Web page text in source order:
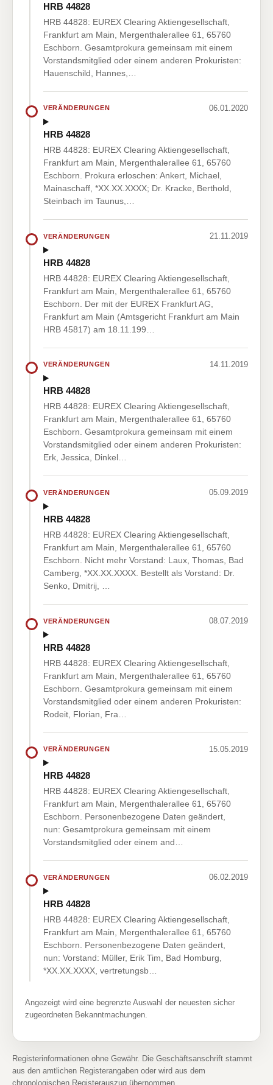
HRB 44828
HRB 44828: EUREX Clearing Aktiengesellschaft,
Frankfurt am Main, Mergenthalerallee 61, 65760
Eschborn. Gesamtprokura gemeinsam mit einem
Vorstandsmitglied oder einem anderen Prokuristen:
Hauenschild, Hannes,…
VERÄNDERUNGEN 06.01.2020
HRB 44828
HRB 44828: EUREX Clearing Aktiengesellschaft,
Frankfurt am Main, Mergenthalerallee 61, 65760
Eschborn. Prokura erloschen: Ankert, Michael,
Mainaschaff, *XX.XX.XXXX; Dr. Kracke, Berthold,
Steinbach im Taunus,…
VERÄNDERUNGEN 21.11.2019
HRB 44828
HRB 44828: EUREX Clearing Aktiengesellschaft,
Frankfurt am Main, Mergenthalerallee 61, 65760
Eschborn. Der mit der EUREX Frankfurt AG,
Frankfurt am Main (Amtsgericht Frankfurt am Main
HRB 45817) am 18.11.199…
VERÄNDERUNGEN 14.11.2019
HRB 44828
HRB 44828: EUREX Clearing Aktiengesellschaft,
Frankfurt am Main, Mergenthalerallee 61, 65760
Eschborn. Gesamtprokura gemeinsam mit einem
Vorstandsmitglied oder einem anderen Prokuristen:
Erk, Jessica, Dinkel…
VERÄNDERUNGEN 05.09.2019
HRB 44828
HRB 44828: EUREX Clearing Aktiengesellschaft,
Frankfurt am Main, Mergenthalerallee 61, 65760
Eschborn. Nicht mehr Vorstand: Laux, Thomas, Bad
Camberg, *XX.XX.XXXX. Bestellt als Vorstand: Dr.
Senko, Dmitrij, …
VERÄNDERUNGEN 08.07.2019
HRB 44828
HRB 44828: EUREX Clearing Aktiengesellschaft,
Frankfurt am Main, Mergenthalerallee 61, 65760
Eschborn. Gesamtprokura gemeinsam mit einem
Vorstandsmitglied oder einem anderen Prokuristen:
Rodeit, Florian, Fra…
VERÄNDERUNGEN 15.05.2019
HRB 44828
HRB 44828: EUREX Clearing Aktiengesellschaft,
Frankfurt am Main, Mergenthalerallee 61, 65760
Eschborn. Personenbezogene Daten geändert,
nun: Gesamtprokura gemeinsam mit einem
Vorstandsmitglied oder einem and…
VERÄNDERUNGEN 06.02.2019
HRB 44828
HRB 44828: EUREX Clearing Aktiengesellschaft,
Frankfurt am Main, Mergenthalerallee 61, 65760
Eschborn. Personenbezogene Daten geändert,
nun: Vorstand: Müller, Erik Tim, Bad Homburg,
*XX.XX.XXXX, vertretungsb…
Angezeigt wird eine begrenzte Auswahl der neuesten sicher
zugeordneten Bekanntmachungen.
Registerinformationen ohne Gewähr. Die Geschäftsanschrift stammt
aus den amtlichen Registerangaben oder wird aus dem
chronologischen Registerauszug übernommen.